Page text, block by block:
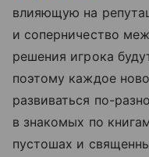
влияющую на
и соперничество
решения игрока
поэтому каждое
развиваться по-
в знакомых по
пустошах и